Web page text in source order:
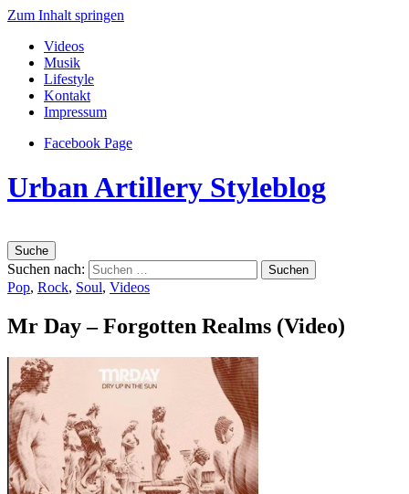
Zum Inhalt springen
Videos
Musik
Lifestyle
Kontakt
Impressum
Facebook Page
Urban Artillery Styleblog
Suche
Suchen nach:
Pop, Rock, Soul, Videos
Mr Day – Forgotten Realms (Video)